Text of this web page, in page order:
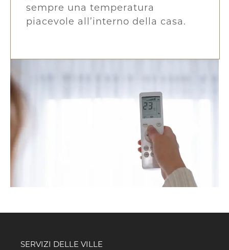
sempre una temperatura
piacevole all’interno della casa.
SERVIZI DELLE VILLE